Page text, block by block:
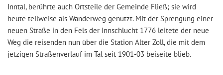
Inntal, berührte auch Ortsteile der Gemeinde Fließ; sie wird
heute teilweise als Wanderweg genutzt. Mit der Sprengung einer
neuen Straße in den Fels der Innschlucht 1776 leitete der neue
Weg die reisenden nun über die Station Alter Zoll, die mit dem
jetzigen Straßenverlauf im Tal seit 1901-03 beiseite blieb.